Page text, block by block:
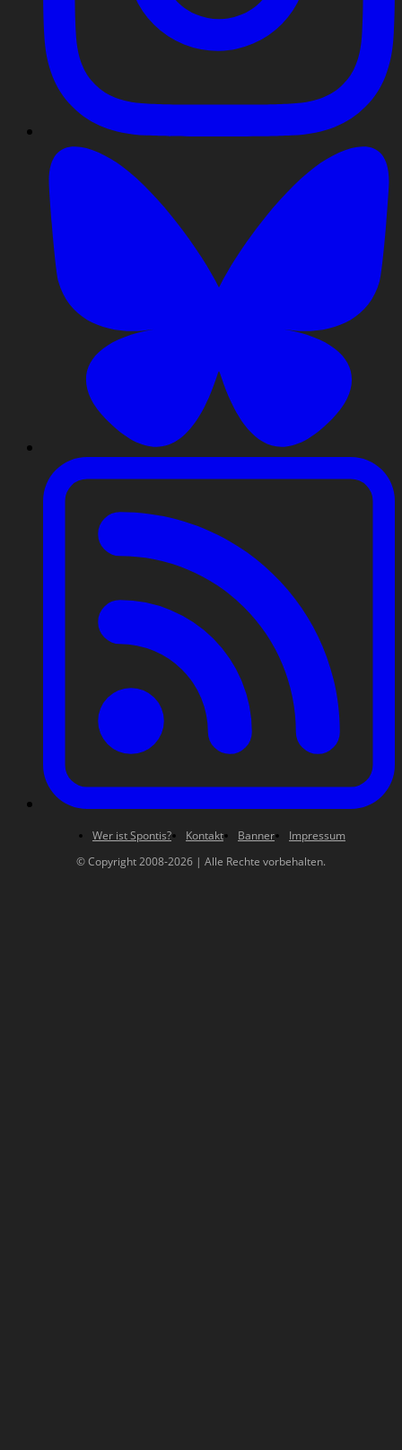
Wer ist Spontis? Kontakt Banner
Impressum
© Copyright 2008-2026 | Alle Rechte vorbehalten.